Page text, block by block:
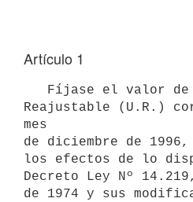
Artículo 1
Reajustable (U.R.)
mes
de diciembre de
los efectos de lo
Decreto Ley Nº
de 1974 y sus